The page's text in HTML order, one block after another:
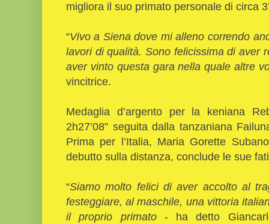
migliora il suo primato personale di circa
“Vivo a Siena dove mi alleno correndo
lavori di qualità. Sono felicissima di aver
aver vinto questa gara nella quale altre
vincitrice.
Medaglia d’argento per la keniana
2h27’08” seguita dalla tanzaniana
Prima per l’Italia, Maria Gorette
debutto sulla distanza, conclude le sue
“Siamo molto felici di aver accolto al
festeggiare, al maschile, una vittoria
il proprio primato- ha detto